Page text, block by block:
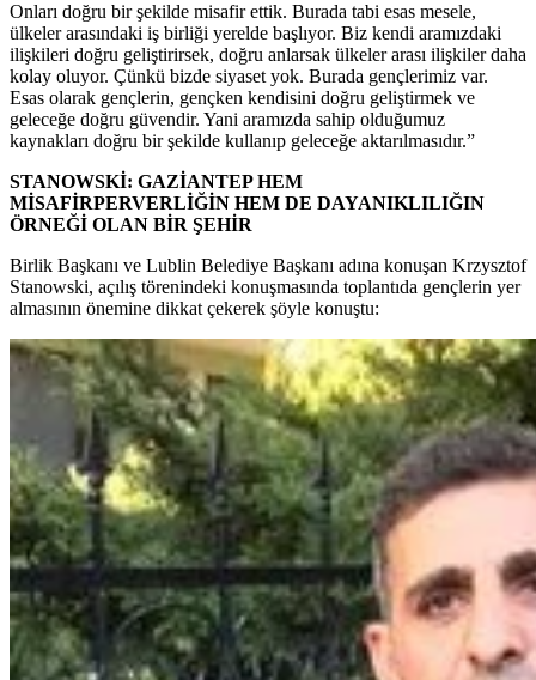
Onları doğru bir şekilde misafir ettik. Burada tabi esas mesele,
ülkeler arasındaki iş birliği yerelde başlıyor. Biz kendi aramızdaki
ilişkileri doğru geliştirirsek, doğru anlarsak ülkeler arası ilişkiler daha
kolay oluyor. Çünkü bizde siyaset yok. Burada gençlerimiz var.
Esas olarak gençlerin, gençken kendisini doğru geliştirmek ve
geleceğe doğru güvendir. Yani aramızda sahip olduğumuz
kaynakları doğru bir şekilde kullanıp geleceğe aktarılmasıdır.”
STANOWSKİ: GAZİANTEP HEM
MİSAFİRPERVERLİĞİN HEM DE DAYANIKLILIĞIN
ÖRNEĞİ OLAN BİR ŞEHİR
Birlik Başkanı ve Lublin Belediye Başkanı adına konuşan Krzysztof
Stanowski, açılış törenindeki konuşmasında toplantıda gençlerin yer
almasının önemine dikkat çekerek şöyle konuştu: